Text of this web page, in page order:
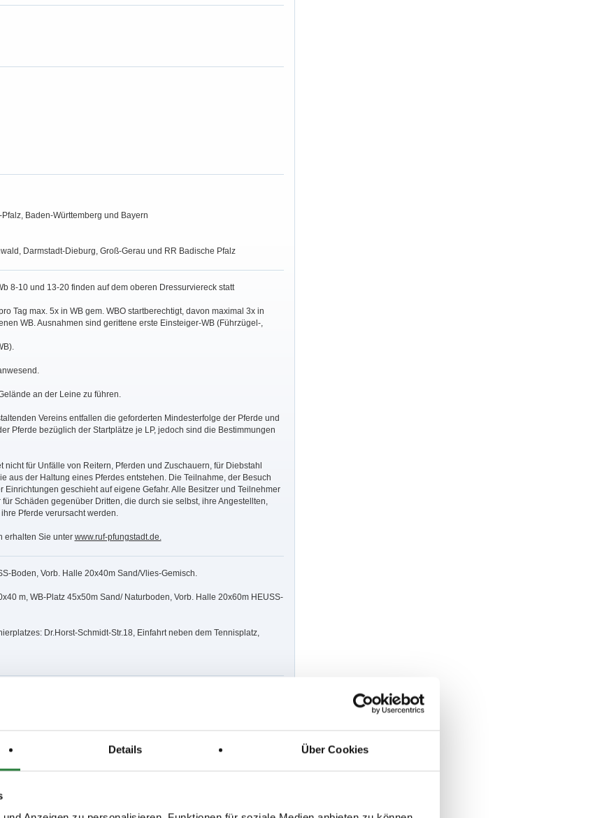
Details Über Cookies
Baden-Württemberg und Bayern
Darmstadt-Dieburg, Groß-Gerau und RR Badische Pfalz
8-10 und 13-20 finden auf dem oberen Dressurviereck statt
Tag max. 5x in WB gem. WBO startberechtigt, davon maximal 3x in
WB. Ausnahmen sind gerittene erste Einsteiger-WB (Führzügel-,
an der Leine zu führen.
Vereins entfallen die geforderten Mindesterfolge der Pferde und
Pferde bezüglich der Startplätze je LP, jedoch sind die Bestimmungen
nicht für Unfälle von Reitern, Pferden und Zuschauern, für Diebstahl
aus der Haltung eines Pferdes entstehen. Die Teilnahme, der Besuch
Einrichtungen geschieht auf eigene Gefahr. Alle Besitzer und Teilnehmer
Schäden gegenüber Dritten, die durch sie selbst, ihre Angestellten,
Pferde verursacht werden.
erhalten Sie unter www.ruf-pfungstadt.de.
Boden, Vorb. Halle 20x40m Sand/Vlies-Gemisch.
m, WB-Platz 45x50m Sand/ Naturboden, Vorb. Halle 20x60m HEUSS-
Dr.Horst-Schmidt-Str.18, Einfahrt neben dem Tennisplatz,
www.fn-erfolgsdaten.de